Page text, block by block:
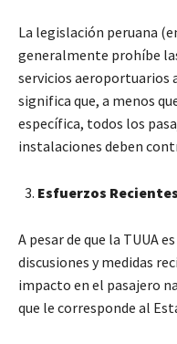
La legislación peruana
generalmente prohíbe
servicios aeroportuarios
significa que, a menos
específica, todos los
instalaciones deben
Esfuerzos
A pesar de que la TUUA
discusiones y medidas
impacto en el pasajero
que le corresponde al